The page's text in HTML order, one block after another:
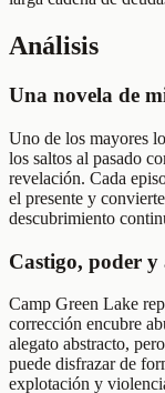
Análisis
Una novela de
Uno de los mayores
los saltos al pasado
revelación. Cada
el presente y
descubrimiento
Castigo, poder
Camp Green Lake
corrección encubre
alegato abstracto,
puede disfrazar de
explotación y